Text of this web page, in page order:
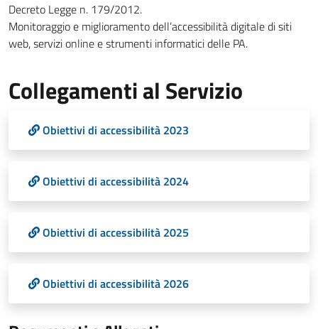
Decreto Legge n. 179/2012.
Monitoraggio e miglioramento dell’accessibilità digitale di siti
web, servizi online e strumenti informatici delle PA.
Collegamenti al Servizio
Obiettivi di accessibilità 2023
Obiettivi di accessibilità 2024
Obiettivi di accessibilità 2025
Obiettivi di accessibilità 2026